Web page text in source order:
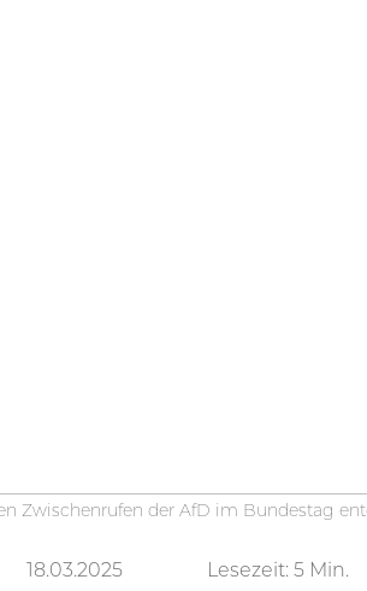
Zwischenrufen der AfD im Bundestag
18.03.2025 Lesezeit: 5 Min.